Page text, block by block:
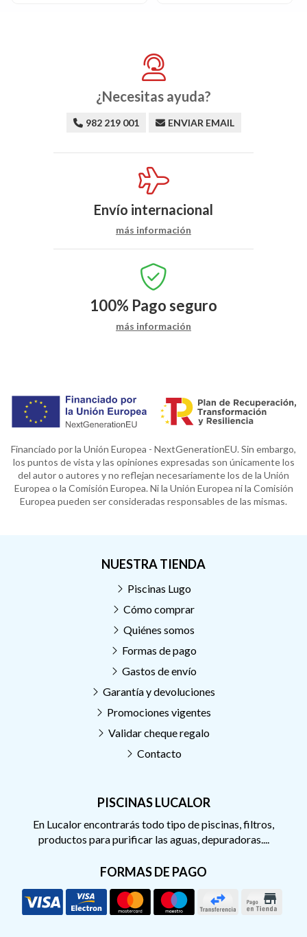
¿Necesitas ayuda?
982 219 001 ENVIAR EMAIL
Envío internacional
más información
100% Pago seguro
más información
Financiado por la Unión Europea - NextGenerationEU. Sin embargo,
los puntos de vista y las opiniones expresadas son únicamente los
del autor o autores y no reflejan necesariamente los de la Unión
Europea o la Comisión Europea. Ni la Unión Europea ni la Comisión
Europea pueden ser consideradas responsables de las mismas.
PISCINAS LUCALOR
En Lucalor encontrarás todo tipo de piscinas, filtros,
productos para purificar las aguas, depuradoras....
FORMAS DE PAGO
NUESTRA TIENDA
Piscinas Lugo
Cómo comprar
Quiénes somos
Formas de pago
Gastos de envío
Garantía y devoluciones
Promociones vigentes
Validar cheque regalo
Contacto